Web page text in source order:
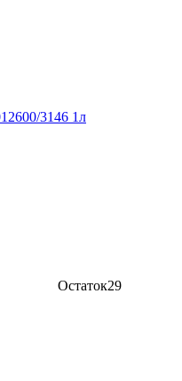
3146 1л
Остаток29